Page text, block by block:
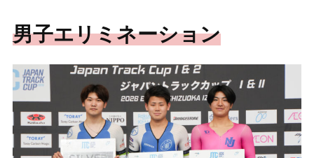
男子エリミネーション